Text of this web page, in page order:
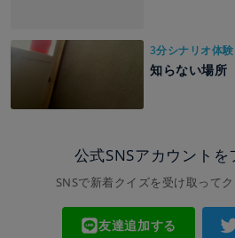
3分シナリオ体験
知らない場所
公式SNSアカウントを
SNSで新着クイズを受け取って
友達追加する